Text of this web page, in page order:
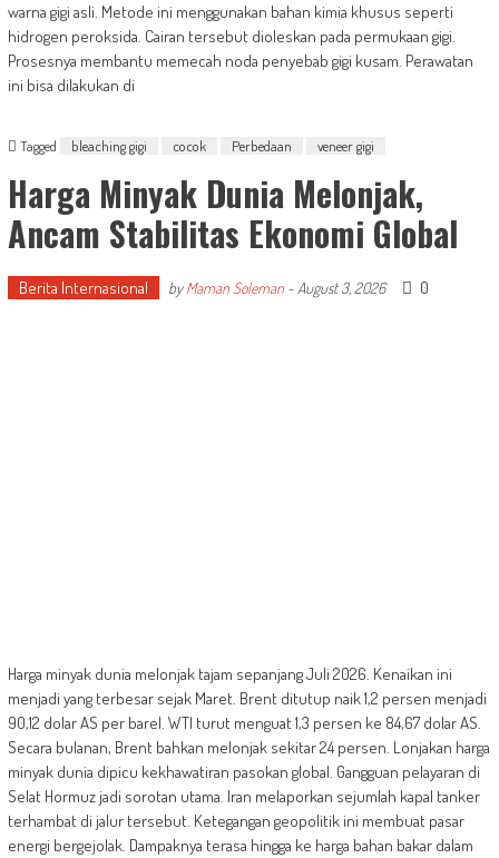
warna gigi asli. Metode ini menggunakan bahan kimia khusus seperti
hidrogen peroksida. Cairan tersebut dioleskan pada permukaan gigi.
Prosesnya membantu memecah noda penyebab gigi kusam. Perawatan
ini bisa dilakukan di
Tagged bleaching gigi cocok Perbedaan veneer gigi
Harga Minyak Dunia Melonjak,
Ancam Stabilitas Ekonomi Global
Berita Internasional byMaman Soleman- August 3, 2026 0
Harga minyak dunia melonjak tajam sepanjang Juli 2026. Kenaikan ini
menjadi yang terbesar sejak Maret. Brent ditutup naik 1,2 persen menjadi
90,12 dolar AS per barel. WTI turut menguat 1,3 persen ke 84,67 dolar AS.
Secara bulanan, Brent bahkan melonjak sekitar 24 persen. Lonjakan harga
minyak dunia dipicu kekhawatiran pasokan global. Gangguan pelayaran di
Selat Hormuz jadi sorotan utama. Iran melaporkan sejumlah kapal tanker
terhambat di jalur tersebut. Ketegangan geopolitik ini membuat pasar
energi bergejolak. Dampaknya terasa hingga ke harga bahan bakar dalam